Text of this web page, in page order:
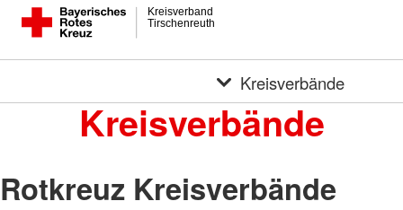
Tirschenreuth
Kreisverband
Kreisverbände
Kreisverbände
Rotkreuz Kreisverbände